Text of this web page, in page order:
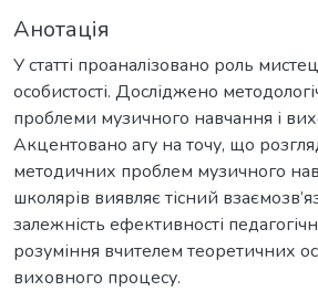
Анотація
У статті проаналізовано роль
особистості. Досліджено
проблеми музичного навчання і
Акцентовано агу на точу, що
методичних проблем музичного
школярів виявляє тісний
залежність ефективності
розуміння вчителем теоретичних
виховного процесу.